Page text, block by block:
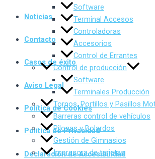
Software
Terminal Accesos
Controladoras
Accesorios
Control de Errantes
Control de producción
Software
Terminales Producción
Tornos, Portillos y Pasillos
Barreras control de vehículos
Pilonas y Bolardos
Gestión de Gimnasios
Impresora de tarjetas
Noticias
Contacto
Casos de éxito
Aviso Legal
Política de Cookies
Política de Privacidad
Declaración de Accesibilidad